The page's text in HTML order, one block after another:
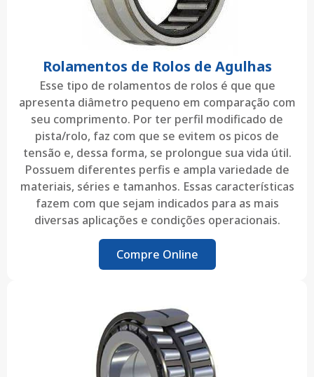
Rolamentos de Rolos de Agulhas
Esse tipo de rolamentos de rolos é que que
apresenta diâmetro pequeno em comparação com
seu comprimento. Por ter perfil modificado de
pista/rolo, faz com que se evitem os picos de
tensão e, dessa forma, se prolongue sua vida útil.
Possuem diferentes perfis e ampla variedade de
materiais, séries e tamanhos. Essas características
fazem com que sejam indicados para as mais
diversas aplicações e condições operacionais.
Compre Online